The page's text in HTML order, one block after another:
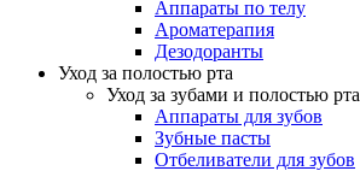
Аппараты по телу
Ароматерапия
Дезодоранты
Уход за полостью рта
Уход за зубами и полостью рта
Аппараты для зубов
Зубные пасты
Отбеливатели для зубов